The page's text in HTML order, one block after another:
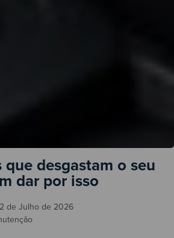
desgastam o seu
dar por isso
de Julho de 2026